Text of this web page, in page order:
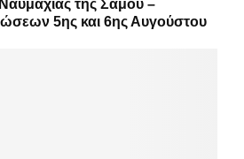
της Σάμου –
5ης και 6ης Αυγούστου